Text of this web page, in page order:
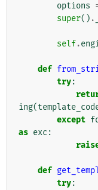
options
super() .
self.
def
try:
ing(
except
as exc :
def
try: